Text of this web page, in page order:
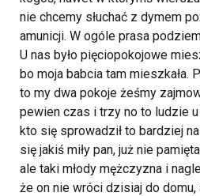
nie chcemy słuchać z dymem
amunicji. W ogóle prasa
U nas było pięciopokojowe
bo moja babcia tam mieszkała.
to my dwa pokoje żeśmy
pewien czas i trzy no to ludzie
kto się sprowadził to bardziej
się jakiś miły pan, już nie
ale taki młody mężczyzna i
że on nie wróci dzisiaj do